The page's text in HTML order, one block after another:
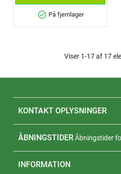
check_circle På fjernlager
Viser 1-17 af 17
KONTAKT OPLYSNINGER
ÅBNINGSTIDER Åbningstider
INFORMATION